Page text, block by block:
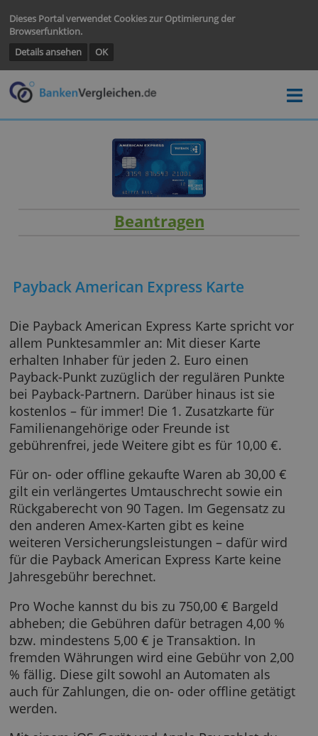
Dieses Portal verwendet Cookies zur Optimierung der
Browserfunktion.
Details ansehen OK
Payback American Express Karte
Die Payback American Express Karte spricht
allem Punktesammler an: Mit dieser Karte
erhalten Inhaber für jeden 2. Euro einen
Payback-Punkt zuzüglich der regulären
bei Payback-Partnern. Darüber hinaus ist sie
kostenlos – für immer! Die 1. Zusatzkarte für
Familienangehörige oder Freunde ist
gebührenfrei, jede Weitere gibt es für 10,00
Für on- oder offline gekaufte Waren ab 30,00
gilt ein verlängertes Umtauschrecht sowie
Rückgaberecht von 90 Tagen. Im Gegensatz
den anderen Amex-Karten gibt es keine
weiteren Versicherungsleistungen – dafür
für die Payback American Express Karte
Jahresgebühr berechnet.
Pro Woche kannst du bis zu 750,00 € Bargeld
abheben; die Gebühren dafür betragen 4,00